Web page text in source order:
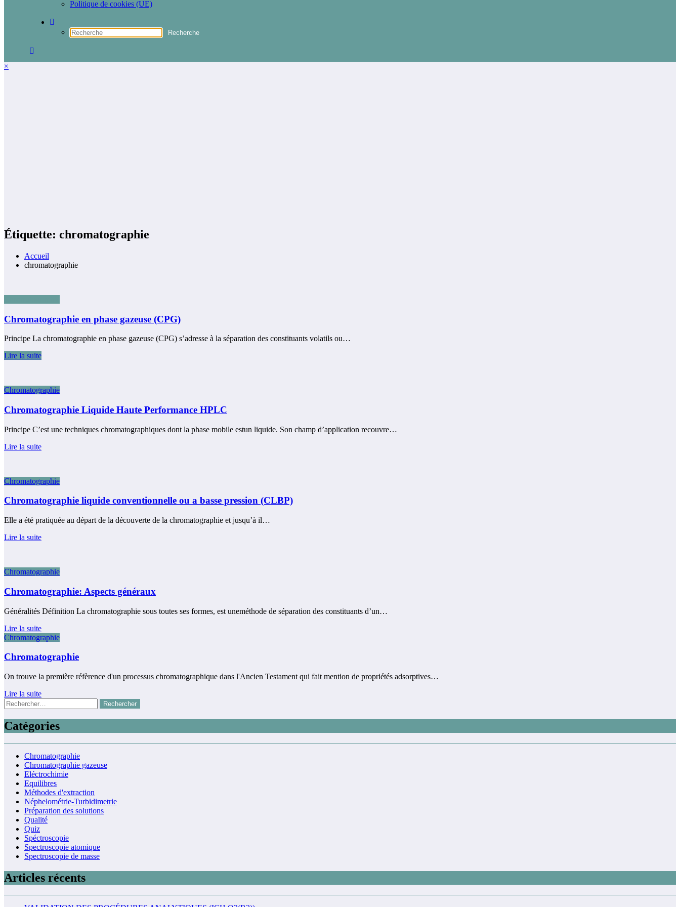
Politique de cookies (UE)
×
Étiquette: chromatographie
Accueil
chromatographie
Chromatographie en phase gazeuse (CPG)
Principe La chromatographie en phase gazeuse (CPG) s’adresse à la séparation des constituants volatils ou…
Lire la suite
Chromatographie
Chromatographie Liquide Haute Performance HPLC
Principe C’est une techniques chromatographiques dont la phase mobile estun liquide. Son champ d’application recouvre…
Lire la suite
Chromatographie
Chromatographie liquide conventionnelle ou a basse pression (CLBP)
Elle a été pratiquée au départ de la découverte de la chromatographie et jusqu’à il…
Lire la suite
Chromatographie
Chromatographie: Aspects généraux
Généralités Définition La chromatographie sous toutes ses formes, est uneméthode de séparation des constituants d’un…
Lire la suite
Chromatographie
Chromatographie
On trouve la première réfèrence d'un processus chromatographique dans l'Ancien Testament qui fait mention de propriétés adsorptives…
Lire la suite
Rechercher :
Catégories
Chromatographie
Chromatographie gazeuse
Eléctrochimie
Equilibres
Méthodes d'extraction
Néphelométrie-Turbidimetrie
Préparation des solutions
Qualité
Quiz
Spéctroscopie
Spectroscopie atomique
Spectroscopie de masse
Articles récents